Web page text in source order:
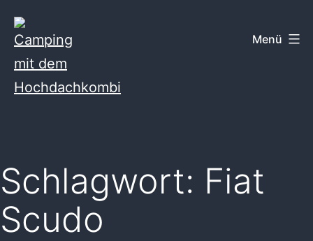
Inhalt
springen
Hochdachkombi
Menü
Schlagwort: Fiat
Scudo